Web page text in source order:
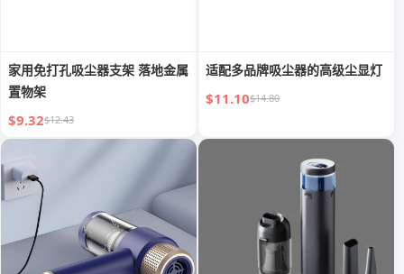
家用免打孔吸尘器支架 落地金属
置物架
$9.32$12.43
适配多品牌吸尘器的高级尘显灯
$11.10$14.80